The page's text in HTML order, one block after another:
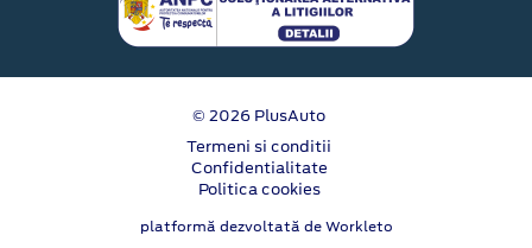
© 2026 PlusAuto
Termeni si conditii
Confidentialitate
Politica cookies
platformă dezvoltată de Workleto